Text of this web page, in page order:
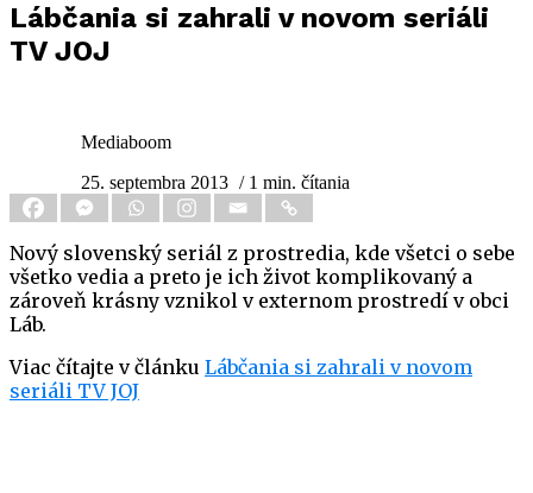
Lábčania si zahrali v novom seriáli
TV JOJ
Mediaboom
25. septembra 2013 / 1 min. čítania
Nový slovenský seriál z prostredia, kde všetci o sebe
všetko vedia a preto je ich život komplikovaný a
zároveň krásny vznikol v externom prostredí v obci
Láb.
Viac čítajte v článku Lábčania si zahrali v novom
seriáli TV JOJ